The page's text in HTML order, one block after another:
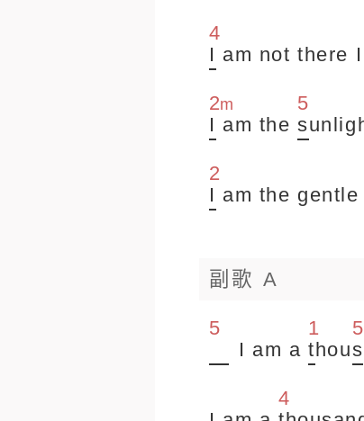
4
I am not there
2m
I am the
5
s
2
I am the gentle
副歌 A
5
I am a
1
thou
5
s
4